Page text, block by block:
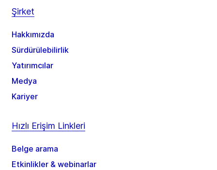
Şirket
Hakkımızda
Sürdürülebilirlik
Yatırımcılar
Medya
Kariyer
Hızlı Erişim Linkleri
Belge arama
Etkinlikler & webinarlar